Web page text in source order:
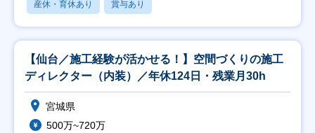
産休・育休あり 賞与あり
【仙台／施工経験が活かせる！】空間づくりの施工
ディレクター（内装）／年休124日・残業月30h
宮城県
500万~720万